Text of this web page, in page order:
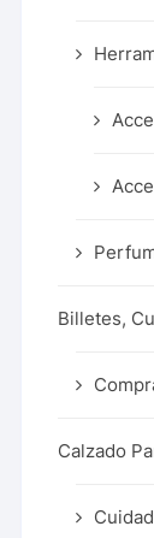
Billetes,
Calzado